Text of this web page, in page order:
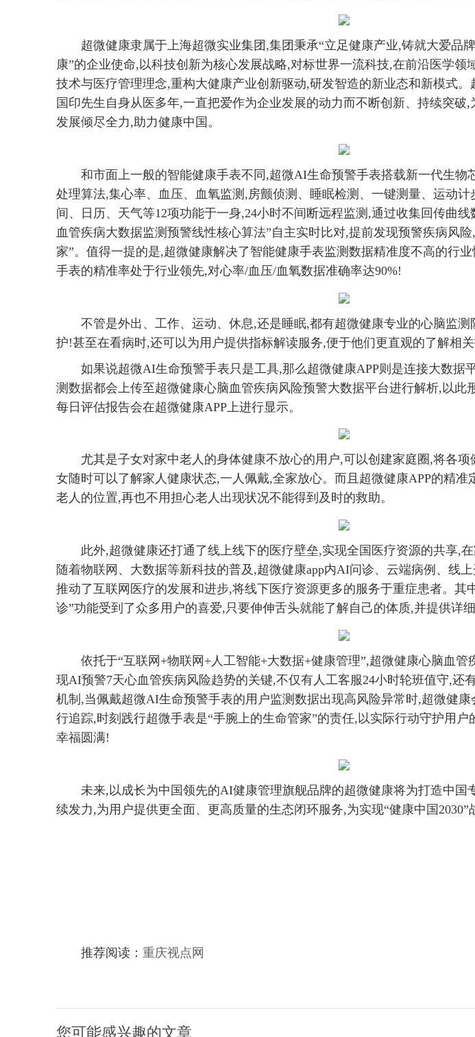
超微健康隶属于上海超微实业集团,集团秉承“立足健康产业,铸就大爱品
康”的企业使命,以科技创新为核心发展战略,对标世界一流科技,在前沿医学领
技术与医疗管理理念,重构大健康产业创新驱动,研发智造的新业态和新模式
国印先生自身从医多年,一直把爱作为企业发展的动力而不断创新、持续突破
发展倾尽全力,助力健康中国。
和市面上一般的智能健康手表不同,超微AI生命预警手表搭载新一代生物
处理算法,集心率、血压、血氧监测,房颤侦测、睡眠检测、一键测量、运动计
间、日历、天气等12项功能于一身,24小时不间断远程监测,通过收集回传曲
血管疾病大数据监测预警线性核心算法”自主实时比对,提前发现预警疾病风
家”。值得一提的是,超微健康解决了智能健康手表监测数据精准度不高的行
手表的精准率处于行业领先,对心率/血压/血氧数据准确率达90%!
不管是外出、工作、运动、休息,还是睡眠,都有超微健康专业的心脑监
护!甚至在看病时,还可以为用户提供指标解读服务,便于他们更直观的了解相关
如果说超微AI生命预警手表只是工具,那么超微健康APP则是连接大数据
测数据都会上传至超微健康心脑血管疾病风险预警大数据平台进行解析,以此
每日评估报告会在超微健康APP上进行显示。
尤其是子女对家中老人的身体健康不放心的用户,可以创建家庭圈,将各
女随时可以了解家人健康状态,一人佩戴,全家放心。而且超微健康APP的精准
老人的位置,再也不用担心老人出现状况不能得到及时的救助。
此外,超微健康还打通了线上线下的医疗壁垒,实现全国医疗资源的共享,在
随着物联网、大数据等新科技的普及,超微健康app内AI问诊、云端病例、线
推动了互联网医疗的发展和进步,将线下医疗资源更多的服务于重症患者。其
诊”功能受到了众多用户的喜爱,只要伸伸舌头就能了解自己的体质,并提供详细
依托于“互联网+物联网+人工智能+大数据+健康管理”,超微健康心脑血管
现AI预警7天心血管疾病风险趋势的关键,不仅有人工客服24小时轮班值守,还
机制,当佩戴超微AI生命预警手表的用户监测数据出现高风险异常时,超微健
行追踪,时刻践行超微手表是“手腕上的生命管家”的责任,以实际行动守护用
幸福圆满!
未来,以成长为中国领先的AI健康管理旗舰品牌的超微健康将为打造中国
续发力,为用户提供更全面、更高质量的生态闭环服务,为实现“健康中国
推荐阅读： 重庆视点网
您可能感兴趣的文章